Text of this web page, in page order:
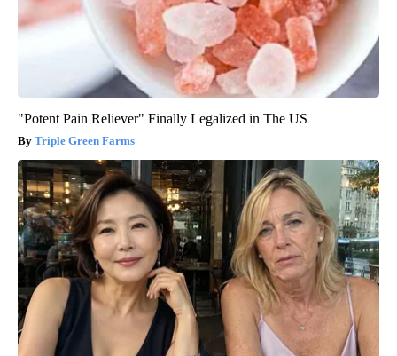
"Potent Pain Reliever" Finally Legalized in The US
Triple Green Farms